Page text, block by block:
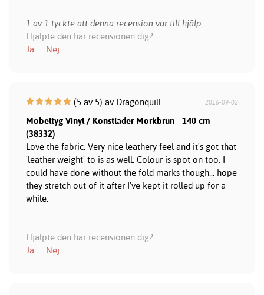
1 av 1 tyckte att denna recension var till hjälp.
Hjälpte den här recensionen dig?
Ja
Nej
(5 av 5) av Dragonquill 2016-09-02
Möbeltyg Vinyl / Konstläder Mörkbrun - 140 cm
(38332)
Love the fabric. Very nice leathery feel and it's got that
'leather weight' to is as well. Colour is spot on too. I
could have done without the fold marks though... hope
they stretch out of it after I've kept it rolled up for a
while.
Hjälpte den här recensionen dig?
Ja
Nej